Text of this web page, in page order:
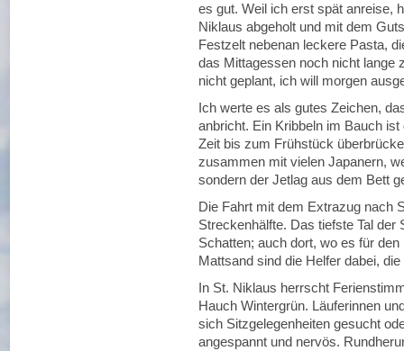
es gut. Weil ich erst spät anreise,
Niklaus abgeholt und mit dem
Festzelt nebenan leckere Pasta,
das Mittagessen noch nicht lange
nicht geplant, ich will morgen
Ich werte es als gutes Zeichen,
anbricht. Ein Kribbeln im Bauch
Zeit bis zum Frühstück
zusammen mit vielen Japanern,
sondern der Jetlag aus dem Bett
Die Fahrt mit dem Extrazug nach
Streckenhälfte. Das tiefste Tal
Schatten; auch dort, wo es für
Mattsand sind die Helfer dabei,
In St. Niklaus herrscht
Hauch Wintergrün. Läuferinnen
sich Sitzgelegenheiten gesucht
angespannt und nervös.